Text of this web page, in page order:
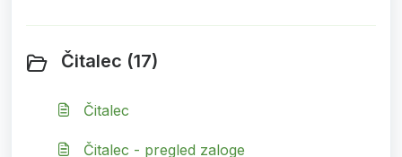
Čitalec (17)
Čitalec
Čitalec - pregled zaloge